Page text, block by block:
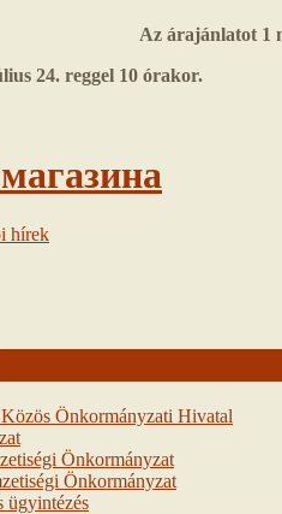
Az árajánlatot 1
24. reggel 10 órakor.
hírek
Önkormányzati Hivatal
Önkormányzat
Önkormányzat
ügyintézés